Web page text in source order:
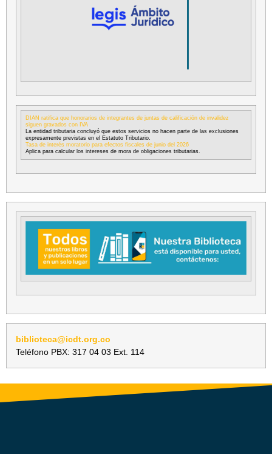
DIAN ratifica que honorarios de integrantes de juntas de calificación de invalidez
siguen gravados con IVA
La entidad tributaria concluyó que estos servicios no hacen parte de las exclusiones
expresamente previstas en el Estatuto Tributario.
Tasa de interés moratorio para efectos fiscales de junio del 2026
Aplica para calcular los intereses de mora de obligaciones tributarias.
biblioteca@icdt.org.co
Teléfono PBX: 317 04 03 Ext. 114